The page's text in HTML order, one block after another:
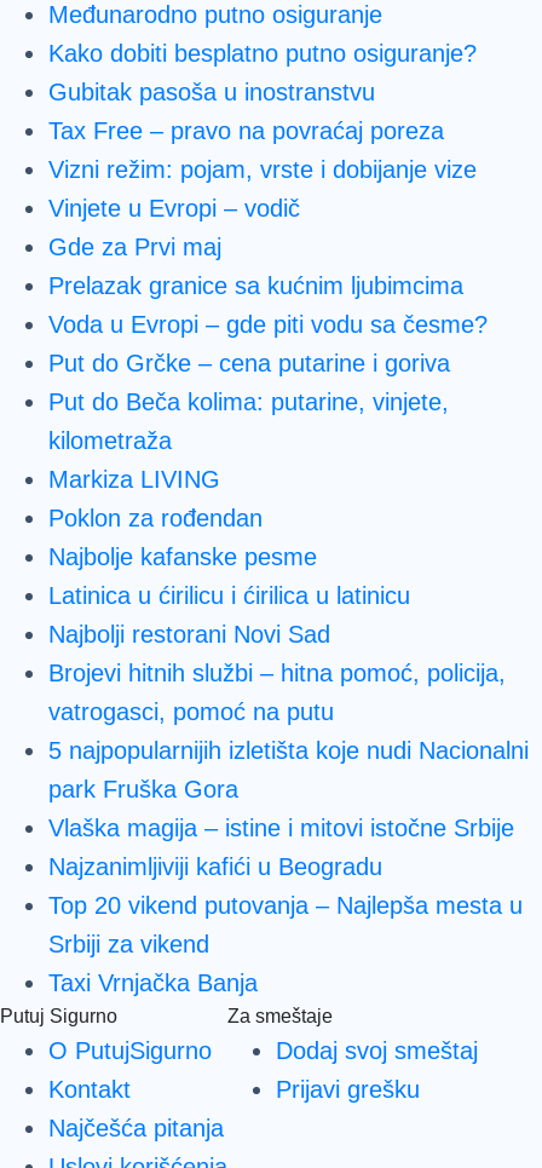
Međunarodno putno osiguranje
Kako dobiti besplatno putno osiguranje?
Gubitak pasoša u inostranstvu
Tax Free – pravo na povraćaj poreza
Vizni režim: pojam, vrste i dobijanje vize
Vinjete u Evropi – vodič
Gde za Prvi maj
Prelazak granice sa kućnim ljubimcima
Voda u Evropi – gde piti vodu sa česme?
Put do Grčke – cena putarine i goriva
Put do Beča kolima: putarine, vinjete,
kilometraža
Markiza LIVING
Poklon za rođendan
Najbolje kafanske pesme
Latinica u ćirilicu i ćirilica u latinicu
Najbolji restorani Novi Sad
Brojevi hitnih službi – hitna pomoć, policija,
vatrogasci, pomoć na putu
5 najpopularnijih izletišta koje nudi Nacionalni
park Fruška Gora
Vlaška magija – istine i mitovi istočne Srbije
Najzanimljiviji kafići u Beogradu
Top 20 vikend putovanja – Najlepša mesta u
Srbiji za vikend
Taxi Vrnjačka Banja
Putuj Sigurno
O PutujSigurno
Kontakt
Najčešća pitanja
Za smeštaje
Dodaj svoj smeštaj
Prijavi grešku